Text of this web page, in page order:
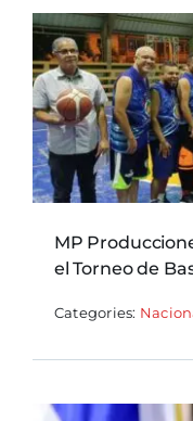
MP
el Torneo de
Categories: